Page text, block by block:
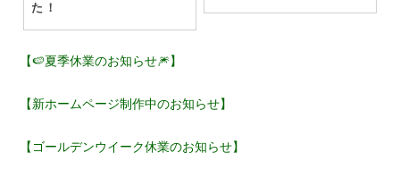
ナ
ビ
シ
た！
【🍉夏季休業のお知らせ🎆】
【新ホームページ制作中のお知らせ】
【ゴールデンウイーク休業のお知らせ】